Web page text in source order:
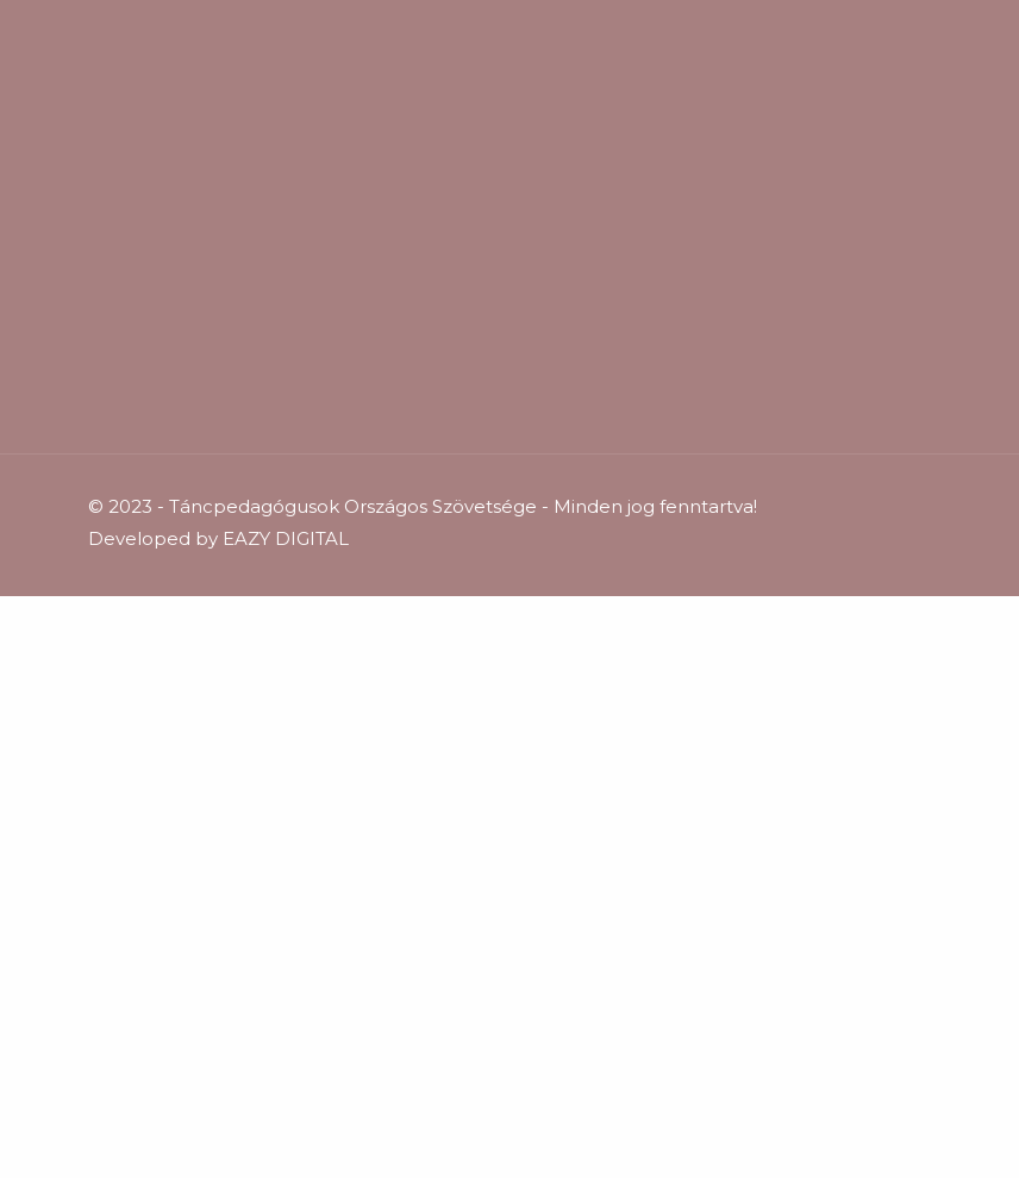
© 2023 - Táncpedagógusok Országos Szövetsége - Minden jog fenntartva!
Developed by EAZY DIGITAL